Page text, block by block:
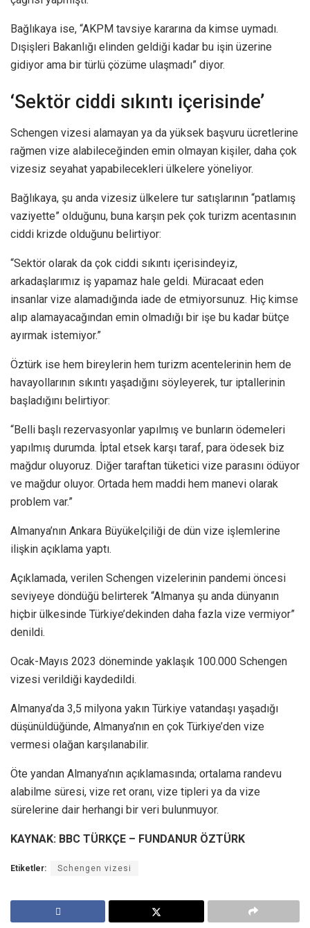
Bağlıkaya ise, “AKPM tavsiye kararına da kimse uymadı.
Dışişleri Bakanlığı elinden geldiği kadar bu işin üzerine
gidiyor ama bir türlü çözüme ulaşmadı” diyor.
‘Sektör ciddi sıkıntı içerisinde’
Schengen vizesi alamayan ya da yüksek başvuru ücretlerine
rağmen vize alabileceğinden emin olmayan kişiler, daha çok
vizesiz seyahat yapabilecekleri ülkelere yöneliyor.
Bağlıkaya, şu anda vizesiz ülkelere tur satışlarının “patlamış
vaziyette” olduğunu, buna karşın pek çok turizm acentasının
ciddi krizde olduğunu belirtiyor:
“Sektör olarak da çok ciddi sıkıntı içerisindeyiz,
arkadaşlarımız iş yapamaz hale geldi. Müracaat eden
insanlar vize alamadığında iade de etmiyorsunuz. Hiç kimse
alıp alamayacağından emin olmadığı bir işe bu kadar bütçe
ayırmak istemiyor.”
Öztürk ise hem bireylerin hem turizm acentelerinin hem de
havayollarının sıkıntı yaşadığını söyleyerek, tur iptallerinin
başladığını belirtiyor:
“Belli başlı rezervasyonlar yapılmış ve bunların ödemeleri
yapılmış durumda. İptal etsek karşı taraf, para ödesek biz
mağdur oluyoruz. Diğer taraftan tüketici vize parasını ödüyor
ve mağdur oluyor. Ortada hem maddi hem manevi olarak
problem var.”
Almanya’nın Ankara Büyükelçiliği de dün vize işlemlerine
ilişkin açıklama yaptı.
Açıklamada, verilen Schengen vizelerinin pandemi öncesi
seviyeye döndüğü belirterek “Almanya şu anda dünyanın
hiçbir ülkesinde Türkiye’dekinden daha fazla vize vermiyor”
denildi.
Ocak-Mayıs 2023 döneminde yaklaşık 100.000 Schengen
vizesi verildiği kaydedildi.
Almanya’da 3,5 milyona yakın Türkiye vatandaşı yaşadığı
düşünüldüğünde, Almanya’nın en çok Türkiye’den vize
vermesi olağan karşılanabilir.
Öte yandan Almanya’nın açıklamasında; ortalama randevu
alabilme süresi, vize ret oranı, vize tipleri ya da vize
sürelerine dair herhangi bir veri bulunmuyor.
KAYNAK: BBC TÜRKÇE – FUNDANUR ÖZTÜRK
Etiketler: Schengen vizesi